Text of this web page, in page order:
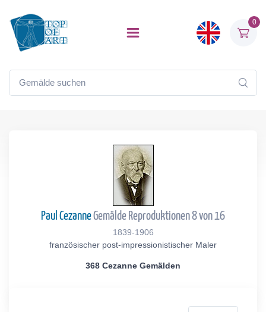
0
Paul CezanneGemälde Reproduktionen 8 von 16
1839-1906
französischer post-impressionistischer Maler
368 Cezanne Gemälden